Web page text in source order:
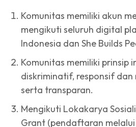
Komunitas memiliki akun
mengikuti seluruh digital
Indonesia dan She Builds
Komunitas memiliki prinsip
diskriminatif, responsif dan
serta transparan.
Mengikuti Lokakarya
Grant (pendaftaran